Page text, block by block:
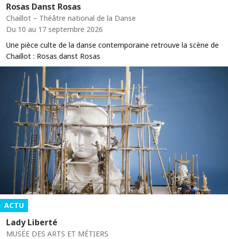
Rosas Danst Rosas
Chaillot – Théâtre national de la Danse
Du 10 au 17 septembre 2026
Une pièce culte de la danse contemporaine retrouve la scène de
Chaillot : Rosas danst Rosas
ACTU
Lady Liberté
MUSÉE DES ARTS ET MÉTIERS